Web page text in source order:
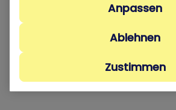
Ablehnen
Zustimmen
Anpassen